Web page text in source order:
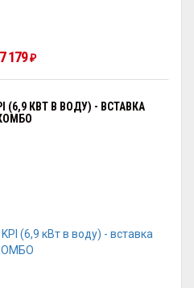
179₽
(6,9 КВТ В ВОДУ) - ВСТАВКА